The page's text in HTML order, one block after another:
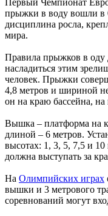
прыжки в воду вошли в
дисциплина росла,
мира.
Правила прыжков в оду
насладиться этим
человек. Прыжки
4,8 метров и шириной
он на краю бассейна, на
Вышка – платформа на
длиной – 6 метров.
высотах: 1, 3, 5, 7,5 и
должна выступать за
На Олимпийских играх
вышки и 3 метрового
соревнований могут